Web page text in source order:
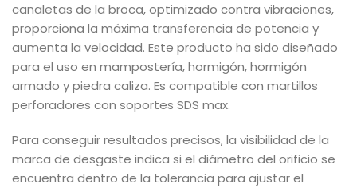
canaletas de la broca, optimizado contra vibraciones,
proporciona la máxima transferencia de potencia y
aumenta la velocidad. Este producto ha sido diseñado
para el uso en mampostería, hormigón, hormigón
armado y piedra caliza. Es compatible con martillos
perforadores con soportes SDS max.
Para conseguir resultados precisos, la visibilidad de la
marca de desgaste indica si el diámetro del orificio se
encuentra dentro de la tolerancia para ajustar el